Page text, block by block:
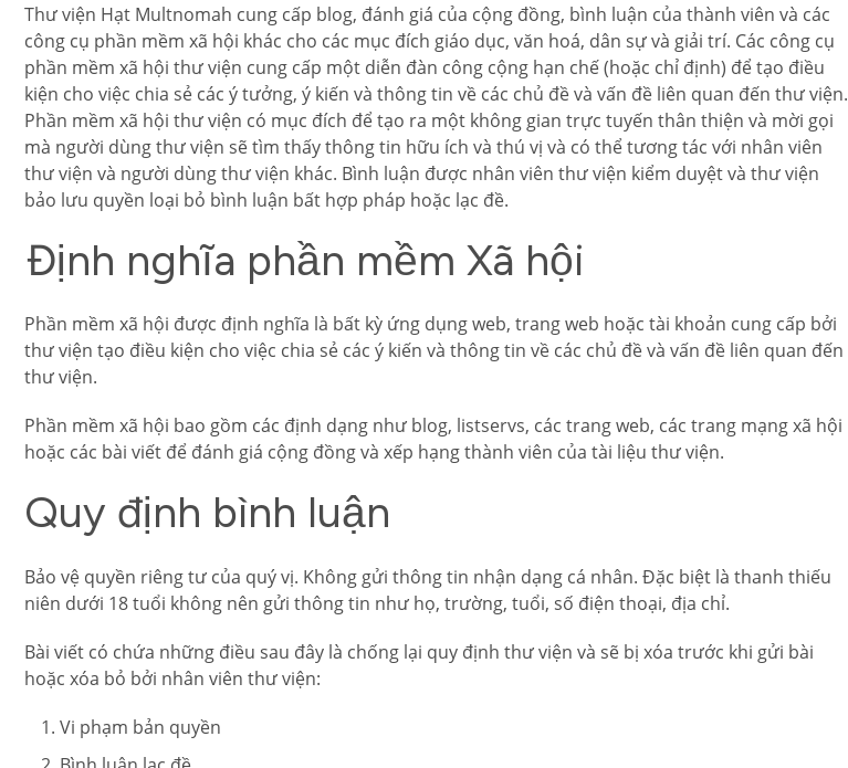
Thư viện Hạt Multnomah cung cấp blog, đánh giá của cộng đồng, bình luận của thành viên và các
công cụ phần mềm xã hội khác cho các mục đích giáo dục, văn hoá, dân sự và giải trí. Các công cụ
phần mềm xã hội thư viện cung cấp một diễn đàn công cộng hạn chế (hoặc chỉ định) để tạo điều
kiện cho việc chia sẻ các ý tưởng, ý kiến ​​và thông tin về các chủ đề và vấn đề liên quan đến thư viện.
Phần mềm xã hội thư viện có mục đích để tạo ra một không gian trực tuyến thân thiện và mời gọi
mà người dùng thư viện sẽ tìm thấy thông tin hữu ích và thú vị và có thể tương tác với nhân viên
thư viện và người dùng thư viện khác. Bình luận ​​được nhân viên thư viện kiểm duyệt và thư viện
bảo lưu quyền loại bỏ bình luận bất hợp pháp hoặc lạc đề.
Định nghĩa phần mềm Xã hội
Phần mềm xã hội được định nghĩa là bất kỳ ứng dụng web, trang web hoặc tài khoản cung cấp bởi
thư viện tạo điều kiện cho việc chia sẻ các ý kiến ​​và thông tin về các chủ đề và vấn đề liên quan đến
thư viện.
Phần mềm xã hội bao gồm các định dạng như blog, listservs, các trang web, các trang mạng xã hội
hoặc các bài viết để đánh giá cộng đồng và xếp hạng thành viên của tài liệu thư viện.
Quy định bình luận
Bảo vệ quyền riêng tư của quý vị. Không gửi thông tin nhận dạng cá nhân. Đặc biệt là thanh thiếu
niên dưới 18 tuổi không nên gửi thông tin như họ, trường, tuổi, số điện thoại, địa chỉ.
Bài viết có chứa những điều sau đây là chống lại quy định thư viện và sẽ bị xóa trước khi gửi bài
hoặc xóa bỏ bởi nhân viên thư viện:
Vi phạm bản quyền